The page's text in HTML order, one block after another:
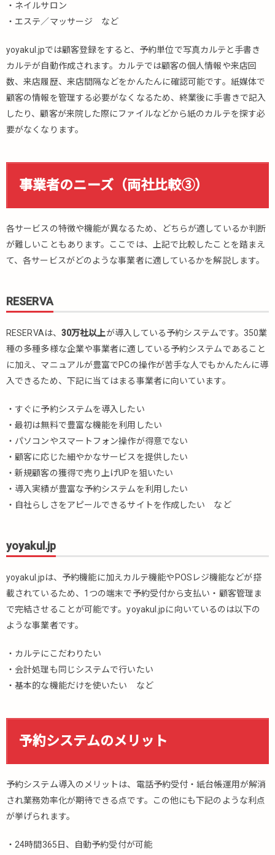
・ネイルサロン
・エステ／マッサージ など
yoyakul.jpでは顧客登録をすると、予約単位で写真カルテと手書き
カルテが自動作成されます。カルテでは顧客の個人情報や来店回
数、来店履歴、来店間隔などをかんたんに確認可能です。紙媒体で
顧客の情報を管理する必要がなくなるため、終業後に手書きで記入
したり、顧客が来院した際にファイルなどから紙のカルテを探す必
要がなくなります。
事業者のニーズ（両社比較③）
各サービスの特徴や機能が異なるため、どちらが適しているか判断
が難しいこともあります。ここでは、上記で比較したことを踏まえ
て、各サービスがどのような事業者に適しているかを解説します。
RESERVA
RESERVAは、 30万社以上が導入している予約システムです。350業
種の多種多様な企業や事業者に適している予約システムであること
に加え、マニュアルが豊富でPCの操作が苦手な人でもかんたんに導
入できるため、下記に当てはまる事業者に向いています。
・すぐに予約システムを導入したい
・最初は無料で豊富な機能を利用したい
・パソコンやスマートフォン操作が得意でない
・顧客に応じた細やかなサービスを提供したい
・新規顧客の獲得で売り上げUPを狙いたい
・導入実績が豊富な予約システムを利用したい
・自社らしさをアピールできるサイトを作成したい など
yoyakul.jp
yoyakul.jpは、予約機能に加えカルテ機能やPOSレジ機能などが搭
載されているため、1つの端末で予約受付から支払い・顧客管理ま
で完結させることが可能です。yoyakul.jpに向いているのは以下の
ような事業者です。
・カルテにこだわりたい
・会計処理も同じシステムで行いたい
・基本的な機能だけを使いたい など
予約システムのメリット
予約システム導入のメリットは、電話予約受付・紙台帳運用が解消
され業務効率化が期待できる点です。この他にも下記のような利点
が挙げられます。
・24時間365日、自動予約受付が可能